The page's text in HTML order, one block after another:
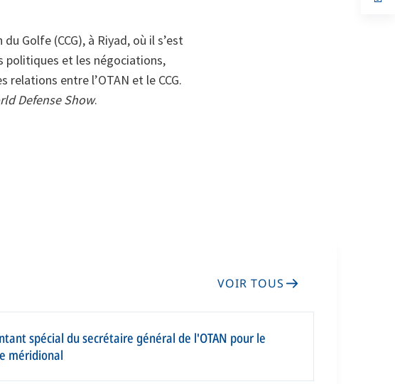
Golfe (CCG), à Riyad, où il s’est
politiques et les négociations,
entre l’OTAN et le CCG.
Defense Show.
VOIR TOUS
spécial du secrétaire général de l'OTAN pour le
méridional